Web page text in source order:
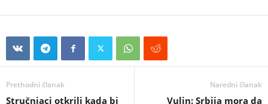
Prethodni članak
Stručnjaci otkrili kada bi
Naredni članak
Vulin: Srbija mora da